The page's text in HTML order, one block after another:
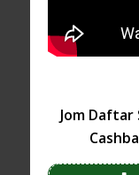
Jom Daftar